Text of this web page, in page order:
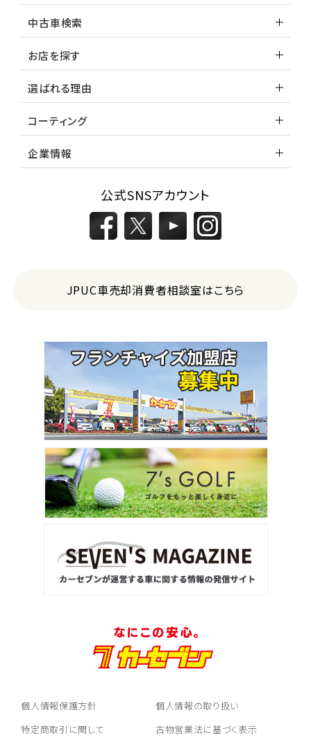
中古車検索
お店を探す
選ばれる理由
コーティング
企業情報
公式SNSアカウント
JPUC車売却消費者相談室はこちら
個人情報保護方針
個人情報の取り扱い
特定商取引に関して
古物営業法に基づく表示